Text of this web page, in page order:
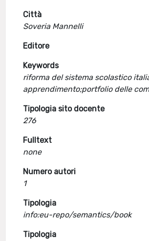
Città
Soveria Mannelli
Editore
Keywords
riforma del sistema scolastico
apprendimento;portfolio delle
Tipologia sito docente
276
Fulltext
none
Numero autori
1
Tipologia
info:eu-repo/semantics/book
Tipologia